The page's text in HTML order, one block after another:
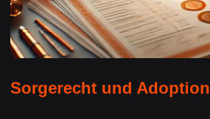
Sorgerecht und Adoption